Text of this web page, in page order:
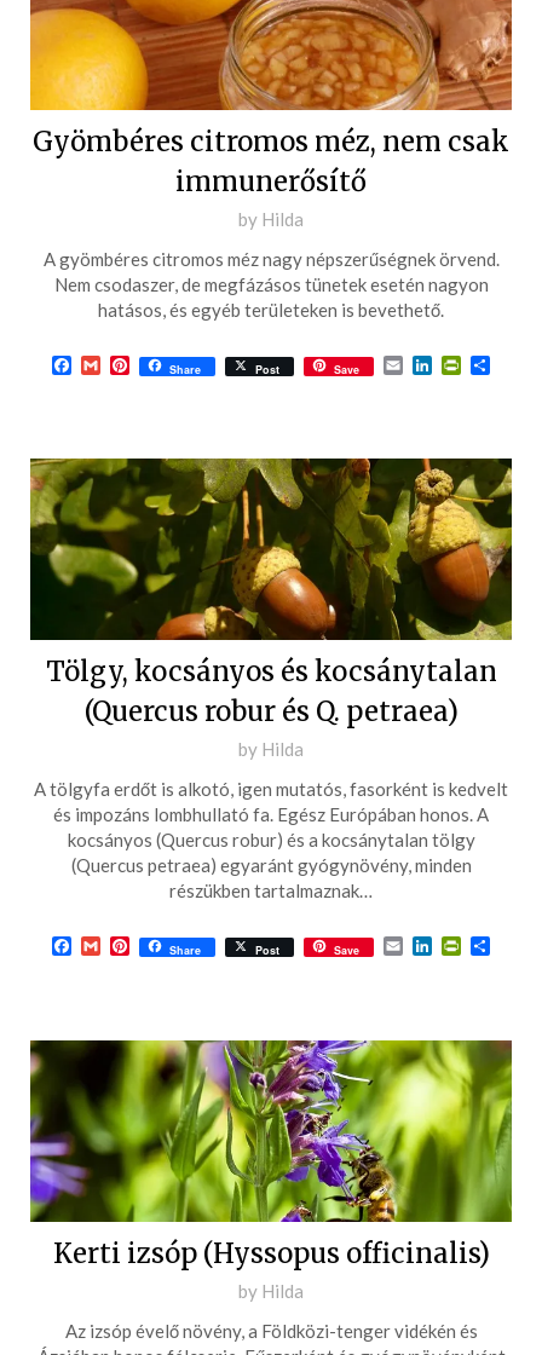
Gyömbéres citromos méz, nem csak
immunerősítő
Posted
2017-
09-
by Hilda
A gyömbéres citromos méz nagy népszerűségnek örvend.
Nem csodaszer, de megfázásos tünetek esetén nagyon
hatásos, és egyéb területeken is bevethető.
Facebook
GmailPinterest
Share Post Save EmailLinkedIn
Tölgy, kocsányos és kocsánytalan
(Quercus robur és Q. petraea)
Posted
on
2017-
08-
20
by Hilda
A tölgyfa erdőt is alkotó, igen mutatós, fasorként is kedvelt
és impozáns lombhullató fa. Egész Európában honos. A
kocsányos (Quercus robur) és a kocsánytalan tölgy
(Quercus petraea) egyaránt gyógynövény, minden
részükben tartalmaznak…
Facebook
GmailPinterest
Share Post Save EmailLinkedIn
Kerti izsóp (Hyssopus officinalis)
Posted
2017-
by Hilda
Az izsóp évelő növény, a Földközi-tenger vidékén és